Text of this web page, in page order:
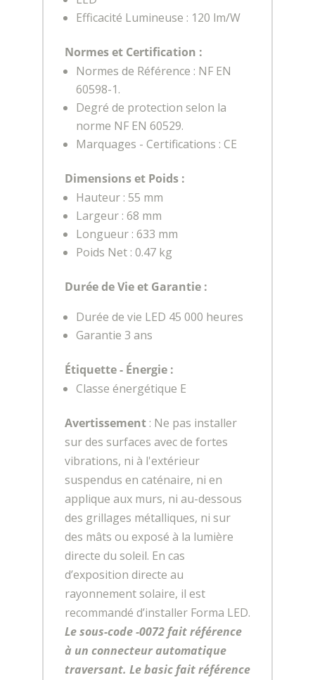
Efficacité Lumineuse : 120 lm/W
Normes et Certification :
Normes de Référence : NF EN
60598-1.
Degré de protection selon la
norme NF EN 60529.
Marquages - Certifications : CE
Dimensions et Poids :
Hauteur : 55 mm
Largeur : 68 mm
Longueur : 633 mm
Poids Net : 0.47 kg
Durée de Vie et Garantie :
Durée de vie LED 45 000 heures
Garantie 3 ans
Étiquette - Énergie :
Classe énergétique E
Avertissement: Ne pas installer
sur des surfaces avec de fortes
vibrations, ni à l'extérieur
suspendus en caténaire, ni en
applique aux murs, ni au-dessous
des grillages métalliques, ni sur
des mâts ou exposé à la lumière
directe du soleil. En cas
d’exposition directe au
rayonnement solaire, il est
recommandé d’installer Forma LED.
Le sous-code -0072 fait référence
à un connecteur automatique
traversant. Le basic fait référence